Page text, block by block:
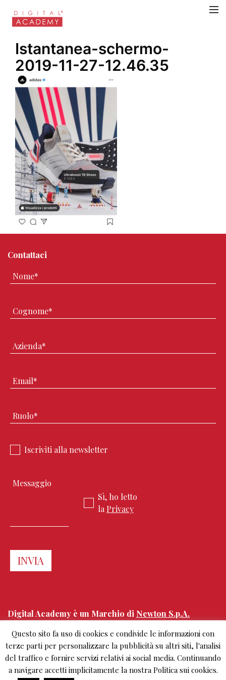
Istantanea-schermo-
2019-11-27-12.46.35
Contattaci
Iscriviti alla newsletter
Sì, ho letto
la Privacy
Digital Academy è un Marchio di Newton S.p.A.
Corso Sempione 68
20154 Milano, Italy
+39.02.303 0461
info@digitalacademy.it
Questo sito fa uso di cookies e condivide le informazioni con
terze parti per personalizzare la pubblicità su altri siti, l'analisi
del traffico e fornire servizi relativi ai social media. Continuando
a navigare accetti implicitamente la nostra Politica sui cookies.